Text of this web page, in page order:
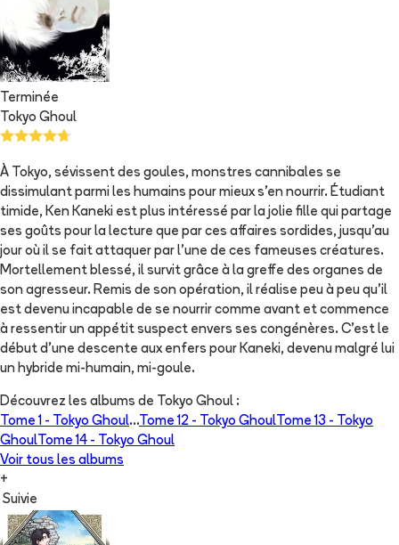
Terminée
Tokyo Ghoul
À Tokyo, sévissent des goules, monstres cannibales se
dissimulant parmi les humains pour mieux s'en nourrir. Étudiant
timide, Ken Kaneki est plus intéressé par la jolie fille qui partage
ses goûts pour la lecture que par ces affaires sordides, jusqu'au
jour où il se fait attaquer par l'une de ces fameuses créatures.
Mortellement blessé, il survit grâce à la greffe des organes de
son agresseur. Remis de son opération, il réalise peu à peu qu'il
est devenu incapable de se nourrir comme avant et commence
à ressentir un appétit suspect envers ses congénères. C'est le
début d'une descente aux enfers pour Kaneki, devenu malgré lui
un hybride mi-humain, mi-goule.
Découvrez les albums de Tokyo Ghoul :
Tome 1 -
Tokyo Ghoul...Tome 12 - Tokyo Ghoul Tome 13 -
Tokyo
Ghoul Tome 14 -
Tokyo Ghoul
Voir tous les albums
+
Suivie